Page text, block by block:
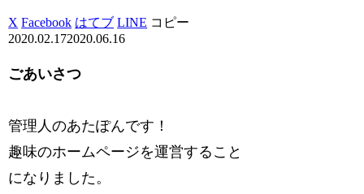
X Facebook はてブ LINE コピー
2020.02.172020.06.16
ごあいさつ
管理人のあたぽんです！
趣味のホームページを運営すること
になりました。